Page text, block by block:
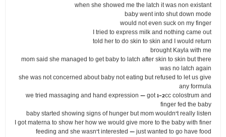
when she showed me the latch it was non existant
baby went into shut down mode
would not even suck on my finger
I tried to express milk and nothing came out
told her to do skin to skin and I would return
brought Kayla with me
mom said she managed to get baby to latch after skin to skin but there
was no latch again
she was not concerned about baby not eating but refused to let us give
any formula
we tried massaging and hand expression – got 1-2cc colostrum and
finger fed the baby
baby started showing signs of hunger but mom wouldn't really listen
I got materna to show her how we would give more to the baby with finer
feeding and she wasn't interested – just wanted to go have food